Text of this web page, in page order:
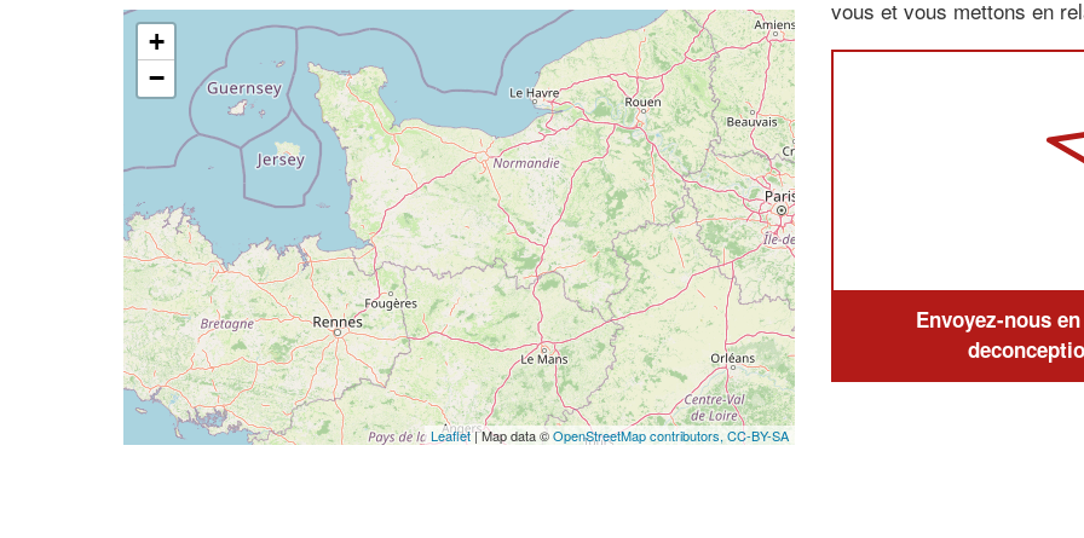
+
−
Leaflet| Map data ©OpenStreetMap contributors, CC-BY-SA
vous et vous mettons en
Envoyez-nous